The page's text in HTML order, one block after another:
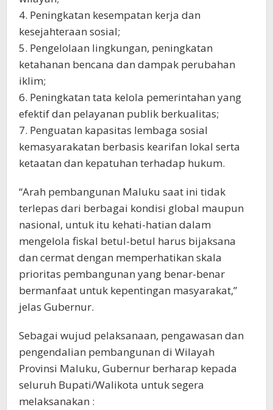
4. Peningkatan kesempatan kerja dan
kesejahteraan sosial;
5. Pengelolaan lingkungan, peningkatan
ketahanan bencana dan dampak perubahan
iklim;
6. Peningkatan tata kelola pemerintahan yang
efektif dan pelayanan publik berkualitas;
7. Penguatan kapasitas lembaga sosial
kemasyarakatan berbasis kearifan lokal serta
ketaatan dan kepatuhan terhadap hukum.
“Arah pembangunan Maluku saat ini tidak
terlepas dari berbagai kondisi global maupun
nasional, untuk itu kehati-hatian dalam
mengelola fiskal betul-betul harus bijaksana
dan cermat dengan memperhatikan skala
prioritas pembangunan yang benar-benar
bermanfaat untuk kepentingan masyarakat,”
jelas Gubernur.
Sebagai wujud pelaksanaan, pengawasan dan
pengendalian pembangunan di Wilayah
Provinsi Maluku, Gubernur berharap kepada
seluruh Bupati/Walikota untuk segera
melaksanakan :